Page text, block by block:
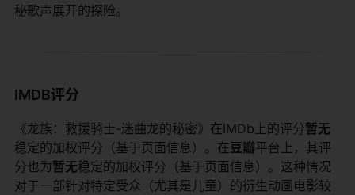
秘歌声展开的探险。
IMDB评分
《龙族：救援骑士-迷曲龙的秘密》在IMDb上的评分​​暂无​
稳定的加权评分（基于页面信息）。在​​豆瓣​​平台上，其评
分也为​​暂无​​稳定的加权评分（基于页面信息）。这种情况
对于一部针对特定受众（尤其是儿童）的衍生动画电影较